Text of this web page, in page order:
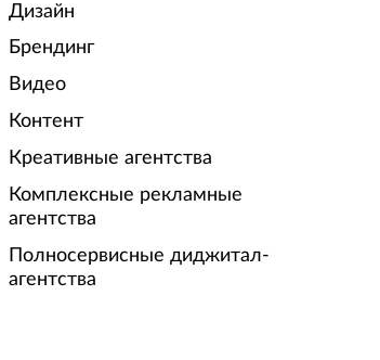
Дизайн
Брендинг
Видео
Контент
Креативные агентства
Комплексные рекламные
агентства
Полносервисные диджитал-
агентства